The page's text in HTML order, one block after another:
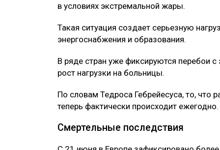
в условиях экстремальной жары.
Такая ситуация создает серьезную
энергоснабжения и образования.
В ряде стран уже фиксируются перебои
рост нагрузки на больницы.
По словам Тедроса Гебрейесуса, то, что
теперь фактически происходит ежегодно.
Смертельные последствия